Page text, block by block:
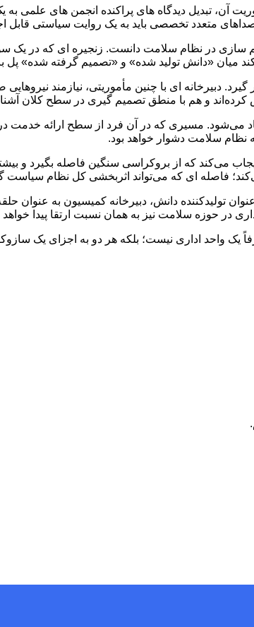
آن، تبدیل دیدگاه ‌های پراکنده انجمن‌ های علمی
متعدد تخصصی باید به یک روایت سیاستی قابل
سازی در نظام سلامت دانست. زنجیره‌ ای که در
میان «دانش تولید شده» و «تصمیم گرفته شده» پل
دبیرخانه ‌ای با چنین مأموریتی، نیازمند نیروهایی
و هم با منطق تصمیم‌ گیری در سطح کلان
می‌شود. مسیری که در آن فرد از سطح ارائه
نظام سلامت دشوار خواهد بود.
می‌کند که از بروکراسی سنگین فاصله بگیرد و
فاصله ‌ای که می‌تواند اثربخشی کل نظام
تولیدکننده دانش، دبیرخانه کمیسیون به عنوان
در حوزه سلامت نیز به همان نسبت ارتقا پیدا خواهد
یک واحد اداری نیست؛ بلکه هر دو به اجزای یک